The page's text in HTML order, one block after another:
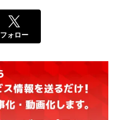
フォロー